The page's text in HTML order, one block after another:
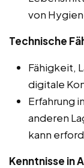
von
Technische
Fähigkeit,
digitale
Erfahrung
anderen
kann
Kenntnisse in